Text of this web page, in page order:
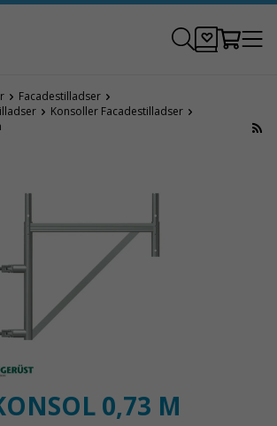
Facadestilladser
Konsoller Facadestilladser
0,73 M